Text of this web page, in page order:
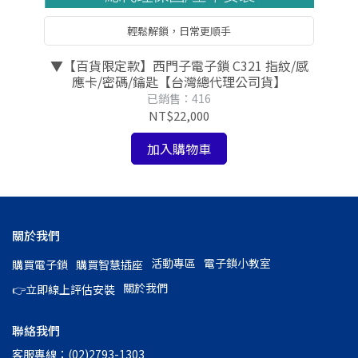
輕鬆解鎖，日常更順手
▼【百貨限定款】西門子電子鎖 C321 指紋/感
應卡/密碼/鑰匙【台灣總代理公司貨】
已銷售：416
NT$22,000
加入購物車
關於我們
購買電子鎖 購買智慧插座 活動專區 電子鎖小教室
👉立即線上評估安裝 關於我們
聯絡我們
客服專線：(02)2793-1303